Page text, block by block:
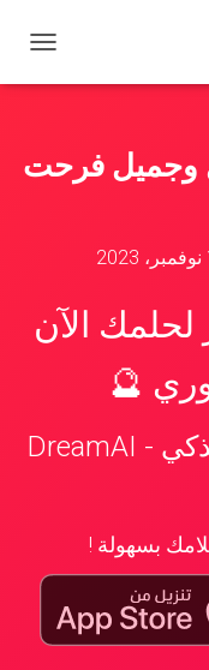
ب
ا
وجميل فرحت
الآن
🔮
📱 تطبيق تفسير الأحلام الذكي - DreamAI
بسهولة !